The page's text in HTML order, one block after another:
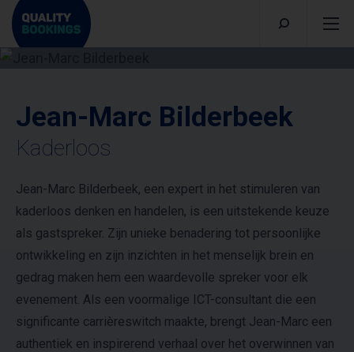
Jean-Marc Bilderbeek
Kaderloos
Jean-Marc Bilderbeek, een expert in het stimuleren van
kaderloos denken en handelen, is een uitstekende keuze
als gastspreker. Zijn unieke benadering tot persoonlijke
ontwikkeling en zijn inzichten in het menselijk brein en
gedrag maken hem een waardevolle spreker voor elk
evenement. Als een voormalige ICT-consultant die een
significante carrièreswitch maakte, brengt Jean-Marc een
authentiek en inspirerend verhaal over het overwinnen van